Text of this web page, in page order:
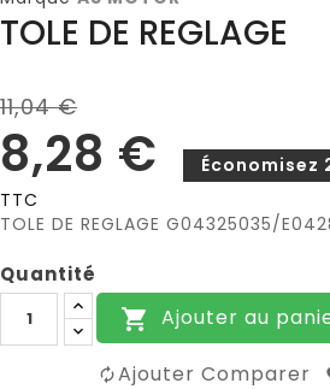
TOLE DE REGLAGE
11,04 €
8,28 €
Économisez
TTC
TOLE DE REGLAGE G04325035/
Quantité
 Ajouter au
Ajouter Comparer